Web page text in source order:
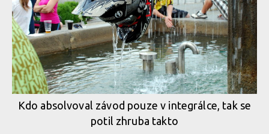
Kdo absolvoval závod pouze v integrálce, tak se
potil zhruba takto